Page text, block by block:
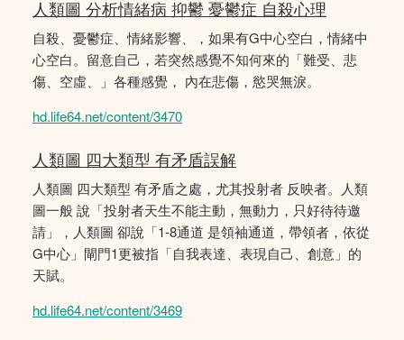
人類圖 分析情緒病 抑鬱 憂鬱症 自殺心理
自殺、憂鬱症、情緒影響、，如果有G中心空白，情緒中
心空白。留意自己，若突然感覺不知何來的「難受、悲
傷、空虛、」各種感覺， 內在悲傷，慾哭無淚。
hd.life64.net/content/3470
人類圖 四大類型 有矛盾誤解
人類圖 四大類型 有矛盾之處，尤其投射者 反映者。人類
圖一般 說「投射者天生不能主動，無動力，只好待待邀
請」，人類圖 卻說「1-8通道 是領袖通道，帶領者，依從
G中心」閘門1更被指「自我表達、表現自己、創意」的
天賦。
hd.life64.net/content/3469